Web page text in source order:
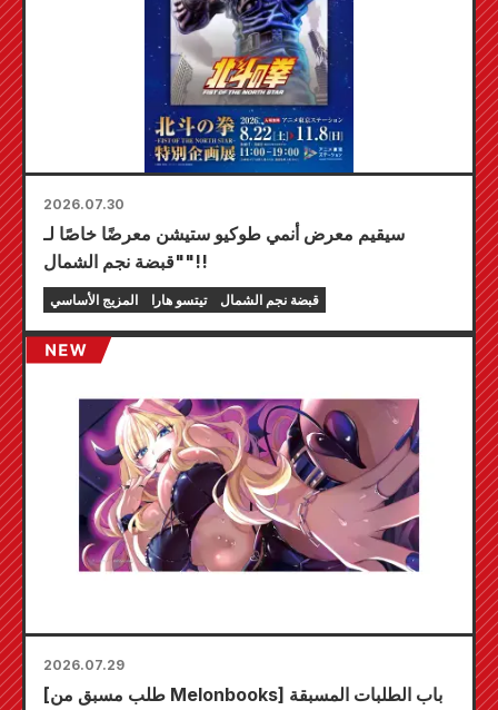
2026.07.30
سيقيم معرض أنمي طوكيو ستيشن معرضًا خاصًا لـ
"قبضة نجم الشمال"!!
المزيج الأساسي تيتسو هارا قبضة نجم الشمال
2026.07.29
[طلب مسبق من Melonbooks] باب الطلبات المسبقة